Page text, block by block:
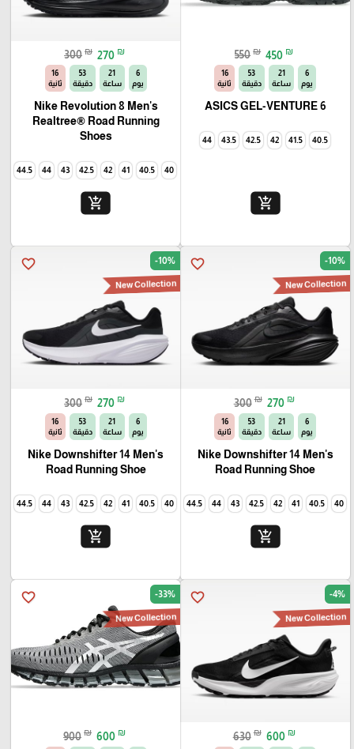
550 ₪ 450 ₪
6
يوم
21
ساعة
53
دقيقة
14
ثانية
ASICS GEL-VENTURE 6
40.5
41.5
42
42.5
43.5
44
add_shopping_cart
300 ₪ 270 ₪
6
يوم
21
ساعة
53
دقيقة
14
ثانية
Nike Revolution 8 Men's
Realtree® Road Running
Shoes
40
40.5
41
42
42.5
43
44
44.5
add_shopping_cart
favorite_border -10%
New Collection
300 ₪ 270 ₪
6
يوم
21
ساعة
53
دقيقة
14
ثانية
Nike Downshifter 14 Men's
Road Running Shoe
40
40.5
41
42
42.5
43
44
44.5
45
add_shopping_cart
favorite_border -10%
New Collection
300 ₪ 270 ₪
6
يوم
21
ساعة
53
دقيقة
14
ثانية
Nike Downshifter 14 Men's
Road Running Shoe
40
40.5
41
42
42.5
43
44
44.5
add_shopping_cart
favorite_border -4%
New Collection
630 ₪ 600 ₪
favorite_border -33%
New Collection
900 ₪ 600 ₪